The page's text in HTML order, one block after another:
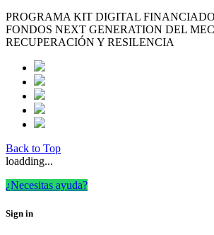
PROGRAMA KIT DIGITAL
FONDOS NEXT GENERATION DEL
RECUPERACIÓN Y RESILENCIA
Back to Top
loadding...
¿Necesitas ayuda?
Sign in